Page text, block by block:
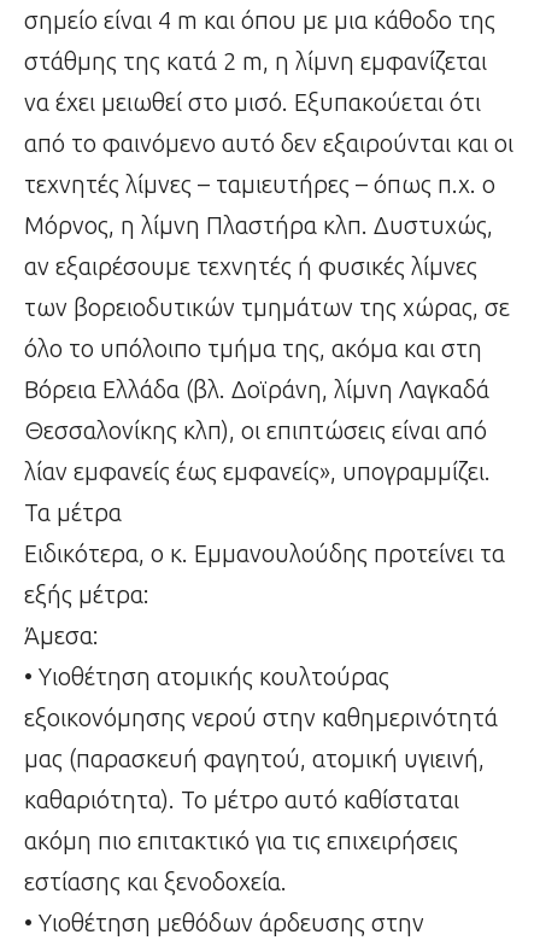
σημείο είναι 4 m και όπου με μια κάθοδο της
στάθμης της κατά 2 m, η λίμνη εμφανίζεται
να έχει μειωθεί στο μισό. Εξυπακούεται ότι
από το φαινόμενο αυτό δεν εξαιρούνται και οι
τεχνητές λίμνες – ταμιευτήρες – όπως π.χ. ο
Μόρνος, η λίμνη Πλαστήρα κλπ. Δυστυχώς,
αν εξαιρέσουμε τεχνητές ή φυσικές λίμνες
των βορειοδυτικών τμημάτων της χώρας, σε
όλο το υπόλοιπο τμήμα της, ακόμα και στη
Βόρεια Ελλάδα (βλ. Δοϊράνη, λίμνη Λαγκαδά
Θεσσαλονίκης κλπ), οι επιπτώσεις είναι από
λίαν εμφανείς έως εμφανείς», υπογραμμίζει.
Τα μέτρα
Ειδικότερα, ο κ. Εμμανουλούδης προτείνει τα
εξής μέτρα:
Άμεσα:
• Υιοθέτηση ατομικής κουλτούρας
εξοικονόμησης νερού στην καθημερινότητά
μας (παρασκευή φαγητού, ατομική υγιεινή,
καθαριότητα). Το μέτρο αυτό καθίσταται
ακόμη πιο επιτακτικό για τις επιχειρήσεις
εστίασης και ξενοδοχεία.
• Υιοθέτηση μεθόδων άρδευσης στην